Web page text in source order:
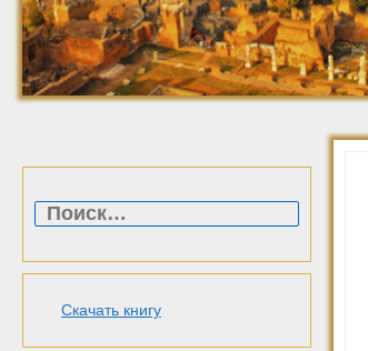
Скачать книгу